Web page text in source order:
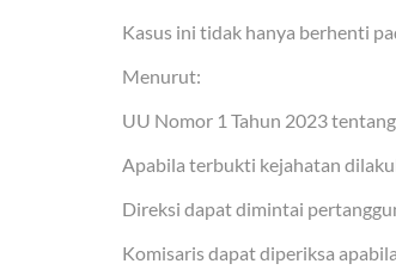
Kasus ini tidak hanya berhenti
Menurut:
UU Nomor 1 Tahun 2023
Apabila terbukti kejahatan
Direksi dapat dimintai
Komisaris dapat diperiksa